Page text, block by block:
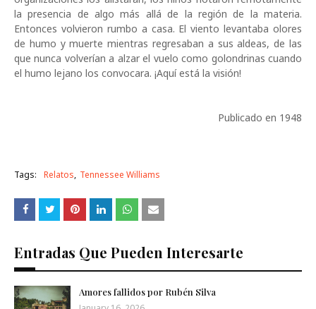
la presencia de algo más allá de la región de la materia.
Entonces volvieron rumbo a casa. El viento levantaba olores
de humo y muerte mientras regresaban a sus aldeas, de las
que nunca volverían a alzar el vuelo como golondrinas cuando
el humo lejano los convocara. ¡Aquíestá la visión!
Publicado en 1948
Tags: Relatos Tennessee Williams
Entradas Que Pueden Interesarte
Amores fallidos por Rubén Silva